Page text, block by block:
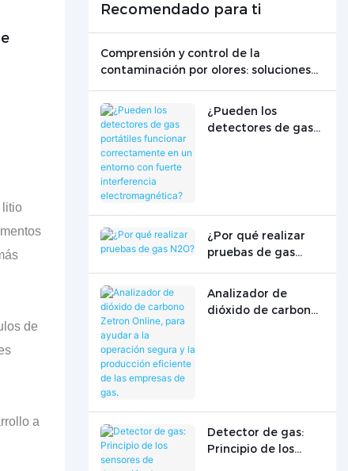
litio
de
a
Recomendado para ti
Comprensión y control de la
contaminación por olores: soluciones
olores
¿Pueden los
detectores de gas
¿Por qué realizar
pruebas de gas
Analizador de
dióxido de carbono
empresas de gas.
Detector de gas:
Principio de los